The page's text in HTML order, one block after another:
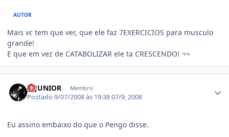
AUTOR
Mais vc tem que ver, que ele faz 7EXERCICIOS para musculo
grande!
E que em vez de CATABOLIZAR ele ta CRESCENDO! ¬¬
JJ-JUNIOR Membro
Postado9/07/2008 às 19:3807/9, 2008
Eu assino embaixo do que o Pengo disse.